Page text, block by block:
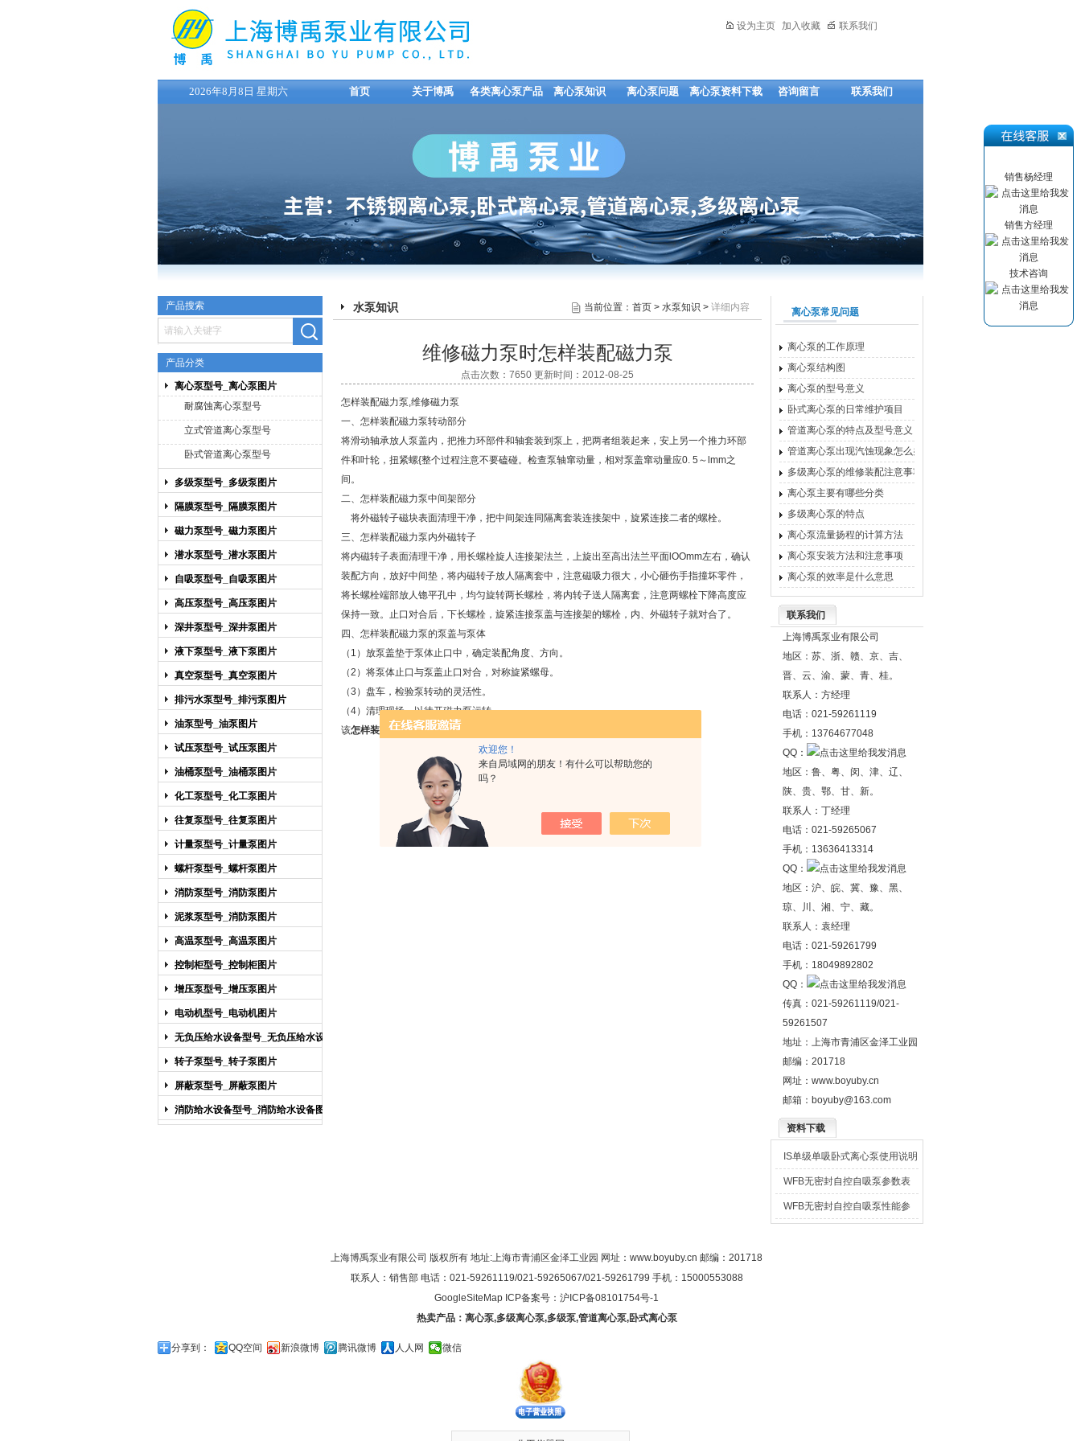
欢迎您！
来自局域网的朋友！有什么可以帮助您的
吗？
上海博禹泵业有限公司
设为主页 加入收藏 联系我们
2026年8月8日 星期六 首页 关于博禹 各类离心泵产品 离心泵知识 离心泵问题 离心泵资料下载 咨询留言 联系我们
产品搜索
产品分类
离心泵型号_离心泵图片
耐腐蚀离心泵型号
立式管道离心泵型号
卧式管道离心泵型号
多级泵型号_多级泵图片
隔膜泵型号_隔膜泵图片
磁力泵型号_磁力泵图片
潜水泵型号_潜水泵图片
自吸泵型号_自吸泵图片
高压泵型号_高压泵图片
深井泵型号_深井泵图片
液下泵型号_液下泵图片
真空泵型号_真空泵图片
排污水泵型号_排污泵图片
油泵型号_油泵图片
试压泵型号_试压泵图片
油桶泵型号_油桶泵图片
化工泵型号_化工泵图片
往复泵型号_往复泵图片
计量泵型号_计量泵图片
螺杆泵型号_螺杆泵图片
消防泵型号_消防泵图片
泥浆泵型号_消防泵图片
高温泵型号_高温泵图片
控制柜型号_控制柜图片
增压泵型号_增压泵图片
电动机型号_电动机图片
无负压给水设备型号_无负压给水设备
图片
转子泵型号_转子泵图片
屏蔽泵型号_屏蔽泵图片
消防给水设备型号_消防给水设备图片
水泵知识 当前位置： 首页 > 水泵知识 > 详细内容
维修磁力泵时怎样装配磁力泵
点击次数：7650 更新时间：2012-08-25
怎样装配磁力泵,维修磁力泵
一、怎样装配磁力泵转动部分
将滑动轴承放人泵盖内，把推力环部件和轴套装到泵上，把两者组装起来，安上另一个推力环部
件和叶轮，扭紧螺{整个过程注意不要磕碰。检查泵轴窜动量，相对泵盖窜动量应0. 5～lmm之
间。
二、怎样装配磁力泵中间架部分
将外磁转子磁块表面清理干净，把中间架连同隔离套装连接架中，旋紧连接二者的螺栓。
三、怎样装配磁力泵内外磁转子
将内磁转子表面清理干净，用长螺栓旋人连接架法兰，上旋出至高出法兰平面lOOmm左右，确认
装配方向，放好中间垫，将内磁转子放人隔离套中，注意磁吸力很大，小心砸伤手指撞坏零件，
将长螺栓端部放人锪平孔中，均匀旋转两长螺栓，将内转子送人隔离套，注意两螺栓下降高度应
保持一致。止口对合后，下长螺栓，旋紧连接泵盖与连接架的螺栓，内、外磁转子就对合了。
四、怎样装配磁力泵的泵盖与泵体
（1）放泵盖垫于泵体止口中，确定装配角度、方向。
（2）将泵体止口与泵盖止口对合，对称旋紧螺母。
（3）盘车，检验泵转动的灵活性。
（4）清理现场，以待开磁力泵运转。
该怎样装配磁力泵的水泵技术文章由专业的
离心泵常见问题
离心泵的工作原理
离心泵结构图
离心泵的型号意义
卧式离心泵的日常维护项目
管道离心泵的特点及型号意义
管道离心泵出现汽蚀现象怎么办
多级离心泵的维修装配注意事项
离心泵主要有哪些分类
多级离心泵的特点
离心泵流量扬程的计算方法
离心泵安装方法和注意事项
离心泵的效率是什么意思
联系我们
上海博禹泵业有限公司
地区：苏、浙、赣、京、吉、
晋、云、渝、蒙、青、桂。
联系人：方经理
电话：021-59261119
手机：13764677048
QQ：
地区：鲁、粤、闵、津、辽、
陕、贵、鄂、甘、新。
联系人：丁经理
电话：021-59265067
手机：13636413314
QQ：
地区：沪、皖、冀、豫、黑、
琼、川、湘、宁、藏。
联系人：袁经理
电话：021-59261799
手机：18049892802
QQ：
传真：021-59261119/021-
59261507
地址：上海市青浦区金泽工业园
邮编：201718
网址： www.boyuby.cn
邮箱： boyuby@163.com
资料下载
IS单级单吸卧式离心泵使用说明
书
WFB无密封自控自吸泵参数表
WFB无密封自控自吸泵性能参
上海博禹泵业有限公司 版权所有 地址:上海市青浦区金泽工业园 网址： www.boyuby.cn 邮编：201718
联系人：销售部 电话：021-59261119/021-59265067/021-59261799 手机：15000553088
GoogleSiteMap ICP备案号： 沪ICP备08101754号-1
热卖产品： 离心泵,多级离心泵,多级泵,管道离心泵,卧式离心泵
分享到： QQ空间 新浪微博 腾讯微博 人人网 微信
销售杨经理
销售方经理
技术咨询